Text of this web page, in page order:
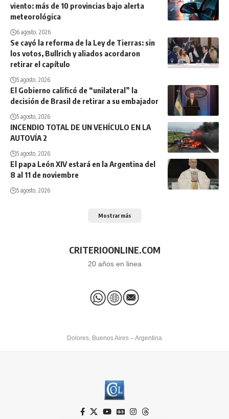
viento: más de 10 provincias bajo alerta
meteorológica
6 agosto, 2026
Se cayó la reforma de la Ley de Tierras: sin
los votos, Bullrich y aliados acordaron
retirar el capítulo
5 agosto, 2026
El Gobierno calificó de “unilateral” la
decisión de Brasil de retirar a su embajador
5 agosto, 2026
INCENDIO TOTAL DE UN VEHÍCULO EN LA
AUTOVÍA 2
5 agosto, 2026
El papa León XIV estará en la Argentina del
8 al 11 de noviembre
5 agosto, 2026
Mostrar más
CRITERIOONLINE.COM
20 años en linea
Dolores, Buenos Aires – Argentina